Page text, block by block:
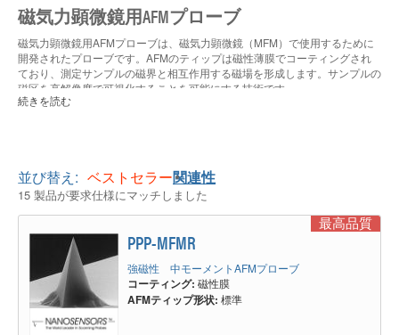
磁気力顕微鏡用AFMプローブ
磁気力顕微鏡用AFMプローブは、磁気力顕微鏡（MFM）で使用するために
開発されたプローブです。AFMのティップは磁性薄膜でコーティングされ
ており、測定サンプルの磁界と相互作用する磁場を形成します。サンプルの
磁区を高解像度で可視化することを可能にする技術です。
測定ラインを二度走査することでMFM測定を行います。最初のスキャンで
2回目のスキャンは磁気力AFMティップとサンプルの磁区間の相互作用を検
出します。これら別々の情報は、比較的表面近傍のメカニカルなフォースを
検出することで表面形状を測定し、ロングレンジで検出される磁気力を使っ
磁気力顕微鏡による測定は通常、大気環境下で行われますが、真空または液
中下でも実施できます。測定サンプルは導電性である必要はなく、特別なサ
ンプルの処理も必要ありません。磁性層を保護する薄いレイヤーがあって
も、測定結果にほとんど影響を与えません。 AFMティップの磁化が外部磁
界の影響を受けない場合であれば、外部磁界を加えてサンプルのドメインを
変更することも可能です。
続きを読む
並び替え: ベストセラー関連性
15 製品が要求仕様にマッチしました
最高品質
PPP-MFMR
強磁性 中モーメントAFMプローブ
コーティング: 磁性膜
AFMティップ形状: 標準